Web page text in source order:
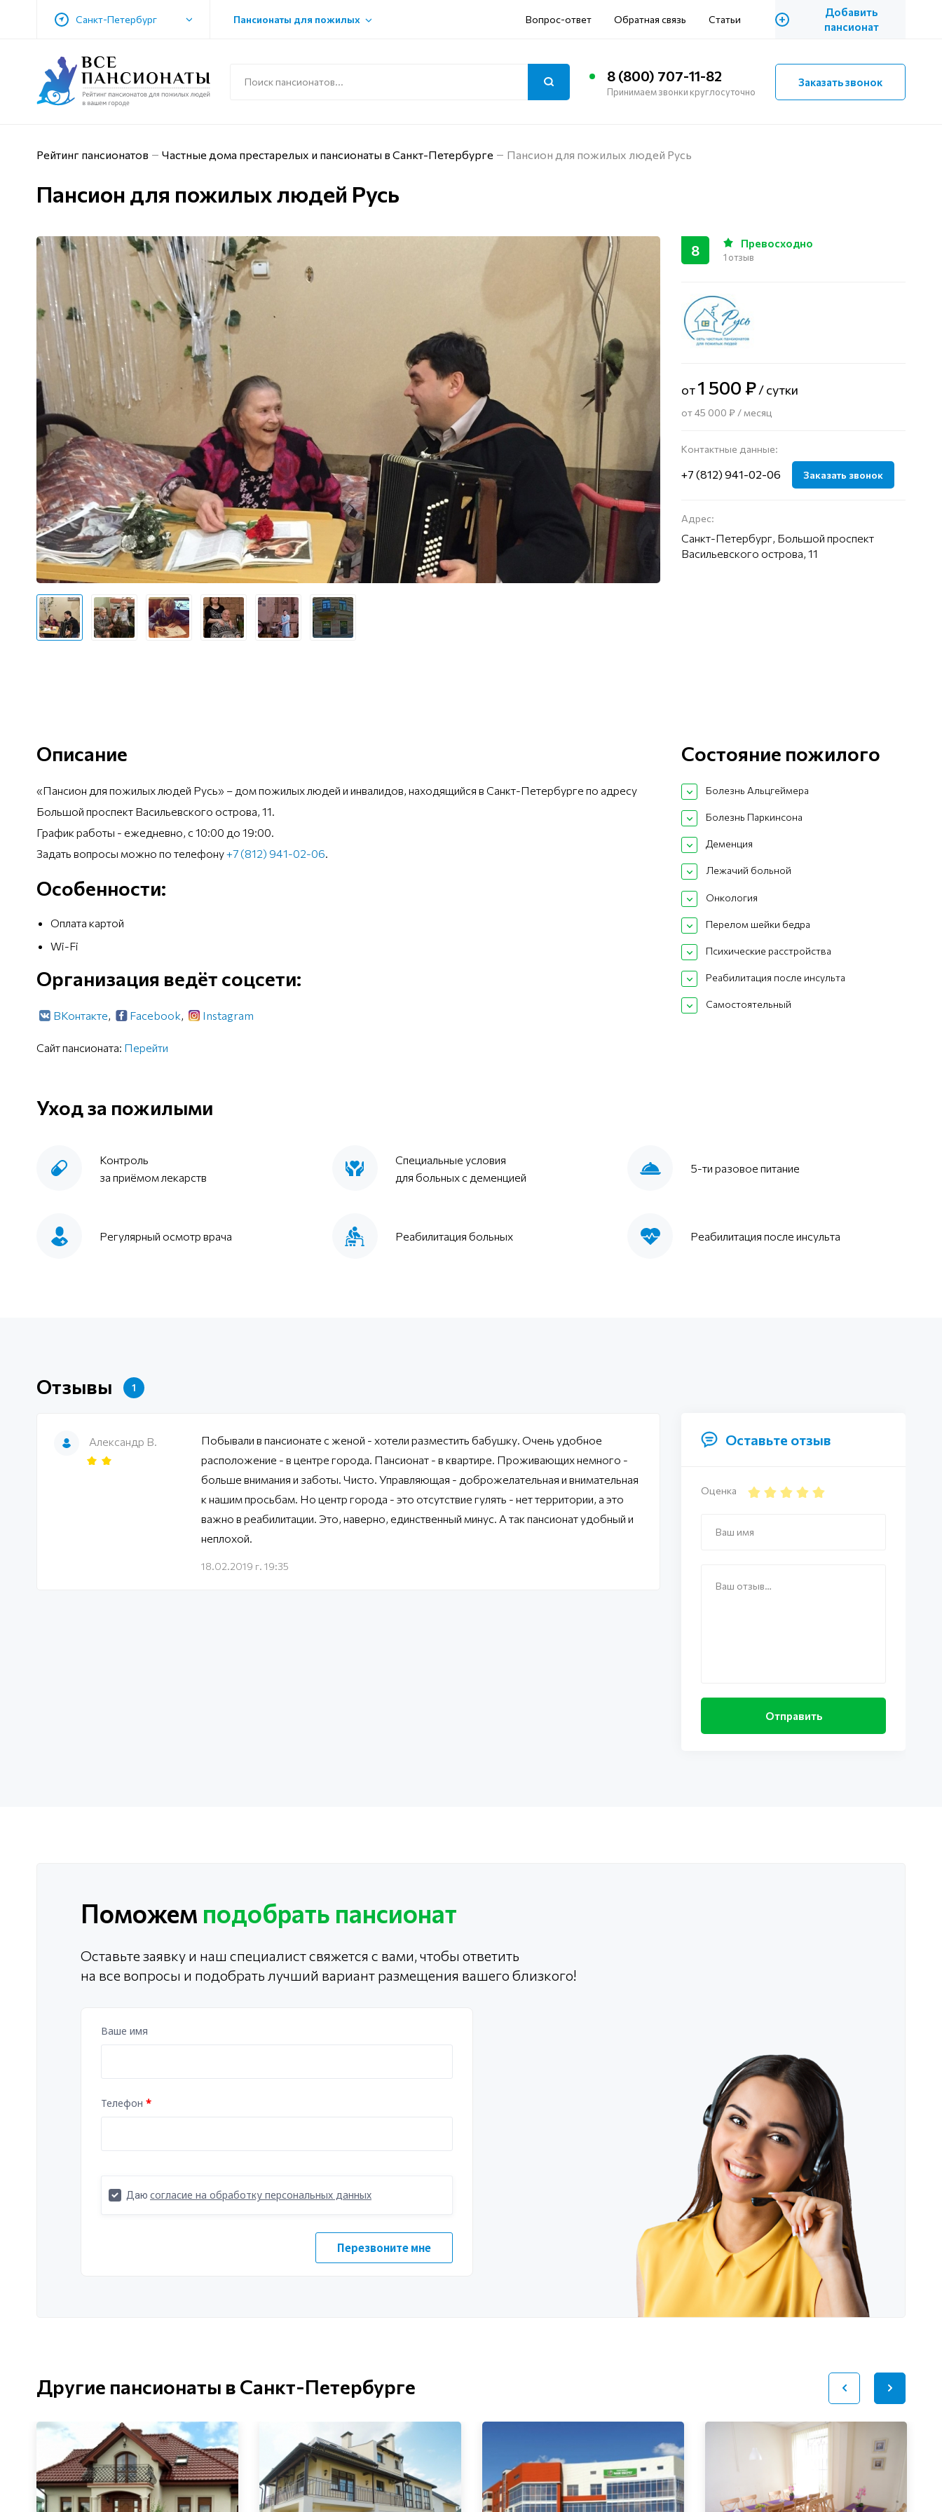
Санкт-Петербург Пансионаты для пожилых Вопрос-ответ Обратная связь Статьи +
Добавить
пансионат
8 (800) 707-11-82
Принимаем звонки круглосуточно
Заказать звонок
Рейтинг пансионатов Частные дома престарелых и пансионаты в Санкт-Петербурге Пансион для пожилых людей Русь
Пансион для пожилых людей Русь
8 Превосходно
1 отзыв
от1 500 ₽/ сутки
от 45 000 ₽ / месяц
Контактные данные:
+7 (812) 941-02-06 Заказать звонок
Адрес:
Санкт-Петербург, Большой проспект
Васильевского острова, 11
Описание
«Пансион для пожилых людей Русь» – дом пожилых людей и инвалидов, находящийся в Санкт-Петербурге по адресу
Большой проспект Васильевского острова, 11.
График работы - ежедневно, с 10:00 до 19:00.
Задать вопросы можно по телефону+7 (812) 941-02-06.
Особенности:
Оплата картой
Wi-Fi
Организация ведёт соцсети:
ВКонтакте, Facebook, Instagram
Сайт пансионата: Перейти
Состояние пожилого
Болезнь Альцгеймера
Болезнь Паркинсона
Деменция
Лежачий больной
Онкология
Перелом шейки бедра
Психические расстройства
Реабилитация после инсульта
Самостоятельный
Уход за пожилыми
Контроль
за приёмом лекарств
Специальные условия
для больных с деменцией
5-ти разовое питание
Регулярный осмотр врача Реабилитация больных Реабилитация после инсульта
Отзывы 1
Александр В.
Побывали в пансионате с женой - хотели разместить бабушку. Очень удобное
расположение - в центре города. Пансионат - в квартире. Проживающих немного -
больше внимания и заботы. Чисто. Управляющая - доброжелательная и внимательная
к нашим просьбам. Но центр города - это отсутствие гулять - нет территории, а это
важно в реабилитации. Это, наверно, единственный минус. А так пансионат удобный и
неплохой.
18.02.2019 г. 19:35
Оставьте отзыв
Оценка
Поможем подобрать пансионат
Оставьте заявку и наш специалист свяжется с вами, чтобы ответить
на все вопросы и подобрать лучший вариант размещения вашего близкого!
Другие пансионаты в Санкт-Петербурге